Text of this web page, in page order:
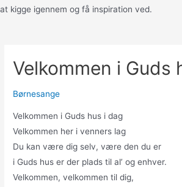
at kigge igennem og få inspiration ved.
Velkommen i Guds
Børnesange
Velkommen i Guds hus i dag
Velkommen her i venners lag
Du kan være dig selv, være den du er
i Guds hus er der plads til al’ og enhver.
Velkommen, velkommen til dig,